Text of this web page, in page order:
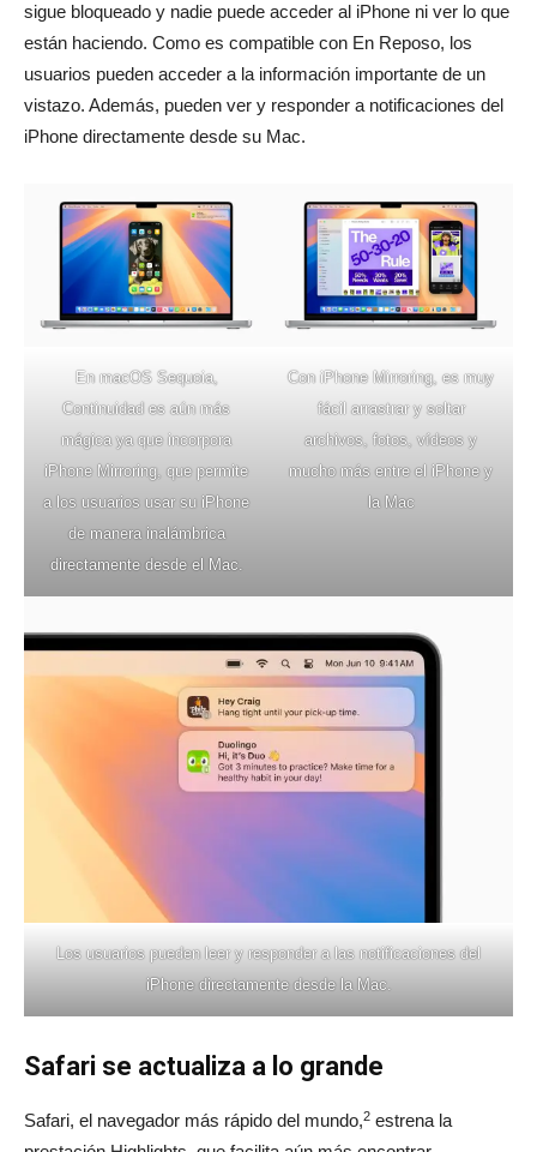
sigue bloqueado y nadie puede acceder al iPhone ni ver lo que
están haciendo. Como es compatible con En Reposo, los
usuarios pueden acceder a la información importante de un
vistazo. Además, pueden ver y responder a notificaciones del
iPhone directamente desde su Mac.
En macOS Sequoia,
Continuidad es aún más
mágica ya que incorpora
iPhone Mirroring, que permite
a los usuarios usar su iPhone
de manera inalámbrica
directamente desde el Mac.
Con iPhone Mirroring, es muy
fácil arrastrar y soltar
archivos, fotos, vídeos y
mucho más entre el iPhone y
la Mac
Los usuarios pueden leer y responder a las notificaciones del
iPhone directamente desde la Mac.
Safari se actualiza a lo grande
Safari, el navegador más rápido del mundo,2 estrena la